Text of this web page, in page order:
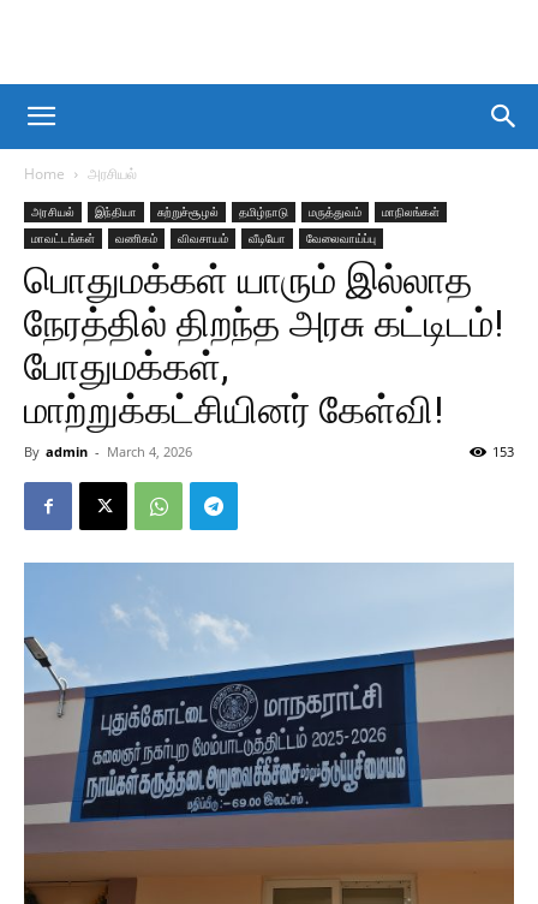
Home அரசியல்
அரசியல் இந்தியா சுற்றுச்சூழல் தமிழ்நாடு மருத்துவம்
மாநிலங்கள்
மாவட்டங்கள்
வணிகம் விவசாயம் வீடியோ வேலைவாய்ப்பு
பொதுமக்கள் யாரும் இல்லாத
நேரத்தில் திறந்த அரசு கட்டிடம்!
போதுமக்கள்,
மாற்றுக்கட்சியினர் கேள்வி!
By admin - March 4, 2026 153